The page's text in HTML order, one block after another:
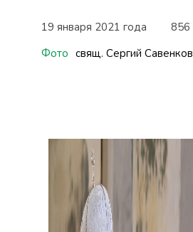
19 января 2021 года
856
Фото свящ. Сергий Савенков